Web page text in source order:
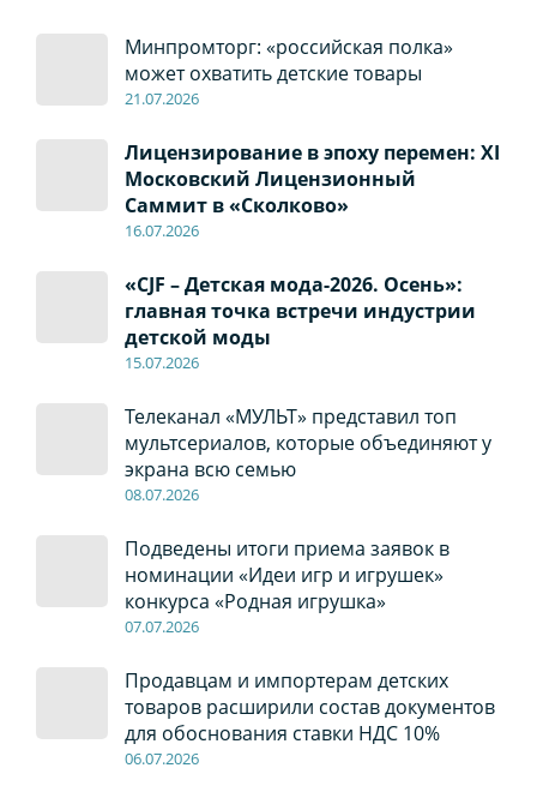
Минпромторг: «российская полка»
может охватить детские товары
21.07.2026
Лицензирование в эпоху перемен: XI
Московский Лицензионный
Саммит в «Сколково»
16.07.2026
«CJF – Детская мода-2026. Осень»:
главная точка встречи индустрии
детской моды
15.07.2026
Телеканал «МУЛЬТ» представил топ
мультсериалов, которые объединяют у
экрана всю семью
08.07.2026
Подведены итоги приема заявок в
номинации «Идеи игр и игрушек»
конкурса «Родная игрушка»
07.07.2026
Продавцам и импортерам детских
товаров расширили состав документов
для обоснования ставки НДС 10%
06.07.2026